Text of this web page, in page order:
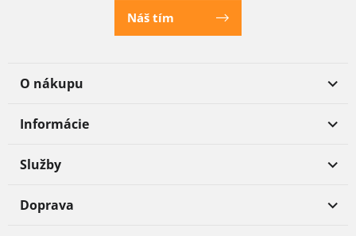
Náš tím
O nákupu
Informácie
Služby
Doprava